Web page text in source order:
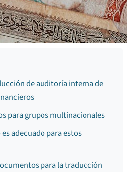
de auditoría interna de
para grupos multinacionales
adecuado para estos
para la traducción